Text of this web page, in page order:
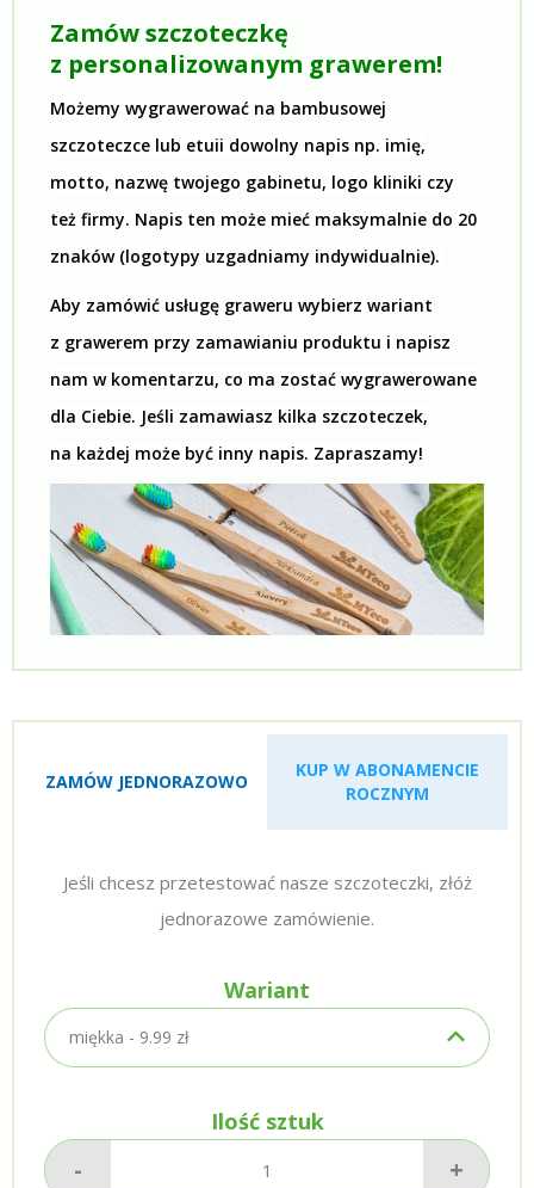
Zamów szczoteczkę
z personalizowanym grawerem!
Możemy wygrawerować na bambusowej
szczoteczce lub etuii dowolny napis np. imię,
motto, nazwę twojego gabinetu, logo kliniki czy
też firmy. Napis ten może mieć maksymalnie do 20
znaków (logotypy uzgadniamy indywidualnie).
Aby zamówić usługę graweru wybierz wariant
z grawerem przy zamawianiu produktu i napisz
nam w komentarzu, co ma zostać wygrawerowane
dla Ciebie. Jeśli zamawiasz kilka szczoteczek,
na każdej może być inny napis. Zapraszamy!
ZAMÓW JEDNORAZOWO
KUP W ABONAMENCIE
ROCZNYM
Jeśli chcesz przetestować nasze szczoteczki, złóż
jednorazowe zamówienie.
miękka - 9.99 zł
- +